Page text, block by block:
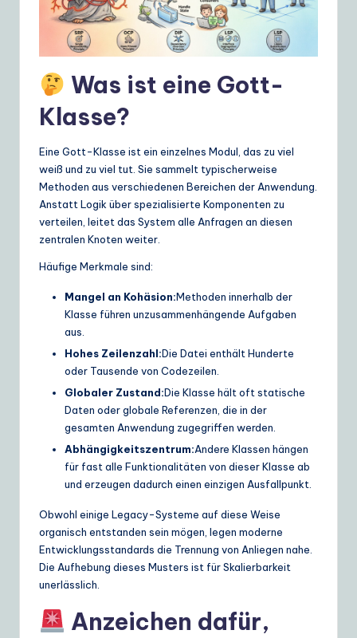
w
S
o
lu
ti
Was ist eine Gott-
Klasse?
Eine Gott-Klasse ist ein einzelnes Modul, das zu viel
weiß und zu viel tut. Sie sammelt typischerweise
Methoden aus verschiedenen Bereichen der Anwendung.
Anstatt Logik über spezialisierte Komponenten zu
verteilen, leitet das System alle Anfragen an diesen
zentralen Knoten weiter.
Häufige Merkmale sind:
Mangel an Kohäsion:Methoden innerhalb der
Klasse führen unzusammenhängende Aufgaben
aus.
Hohes Zeilenzahl:Die Datei enthält Hunderte
oder Tausende von Codezeilen.
Globaler Zustand:Die Klasse hält oft statische
Daten oder globale Referenzen, die in der
gesamten Anwendung zugegriffen werden.
Abhängigkeitszentrum:Andere Klassen hängen
für fast alle Funktionalitäten von dieser Klasse ab
und erzeugen dadurch einen einzigen Ausfallpunkt.
Obwohl einige Legacy-Systeme auf diese Weise
organisch entstanden sein mögen, legen moderne
Entwicklungsstandards die Trennung von Anliegen nahe.
Die Aufhebung dieses Musters ist für Skalierbarkeit
unerlässlich.
Anzeichen dafür,